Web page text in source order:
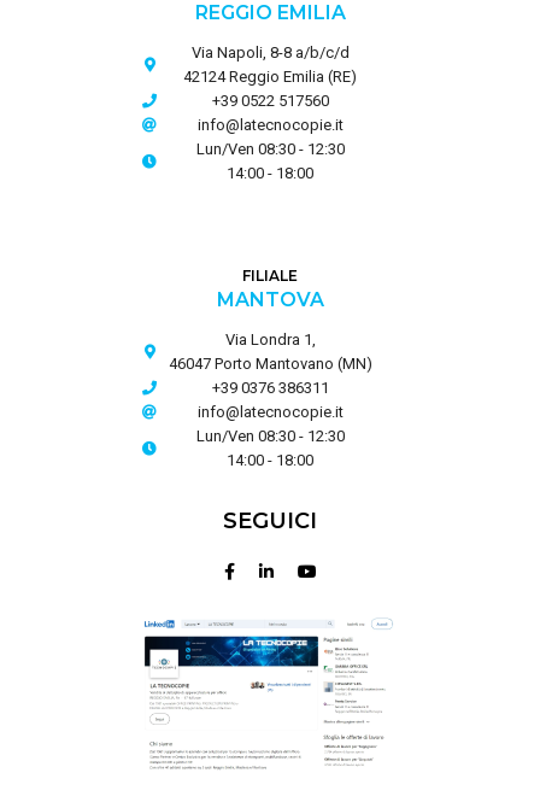
REGGIO EMILIA
Via Napoli, 8-8 a/b/c/d
42124 Reggio Emilia (RE)
+39 0522 517560
info@latecnocopie.it
Lun/Ven 08:30 - 12:30
14:00 - 18:00
FILIALE
MANTOVA
Via Londra 1,
46047 Porto Mantovano (MN)
+39 0376 386311
info@latecnocopie.it
Lun/Ven 08:30 - 12:30
14:00 - 18:00
SEGUICI